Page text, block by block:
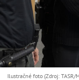
Ilustračné foto (Zdroj: TASR/